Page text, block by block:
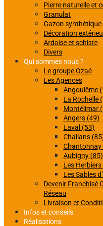
Pierre naturelle et
Granulat
Gazon synthétique
Décoration
Ardoise et schiste
Divers
Qui sommes nous ?
Le groupe Ozaé
Les Agences
Angoulême
La Rochelle
Montélimar
Angers (49)
Laval (53)
Challans
Chantonnay
Aubigny (85)
Les
Les Sables
Devenir Franchisé
Réseau
Livraison et
Infos et conseils
Réalisations